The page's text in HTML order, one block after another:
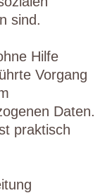
sind.
Hilfe
Vorgang
Daten.
praktisch